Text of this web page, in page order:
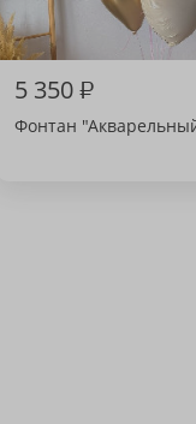
5 350₽
Фонтан